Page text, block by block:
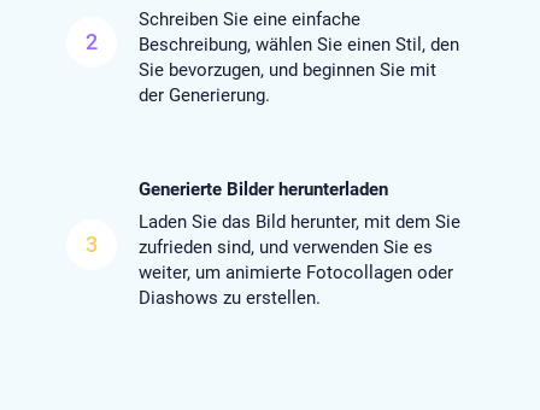
2
Schreiben Sie eine einfache
Beschreibung, wählen Sie einen Stil, den
Sie bevorzugen, und beginnen Sie mit
der Generierung.
3
Generierte Bilder herunterladen
Laden Sie das Bild herunter, mit dem Sie
zufrieden sind, und verwenden Sie es
weiter, um animierte Fotocollagen oder
Diashows zu erstellen.